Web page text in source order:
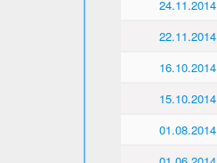
24.11.2014
22.11.2014
16.10.2014
15.10.2014
01.08.2014